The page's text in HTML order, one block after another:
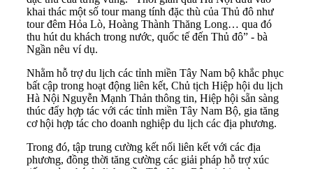
khai thác một số tour mang tính đặc thù của Thủ đô như
tour đêm Hỏa Lò, Hoàng Thành Thăng Long… qua đó
thu hút du khách trong nước, quốc tế đến Thủ đô” - bà
Ngần nêu ví dụ.
Nhằm hỗ trợ du lịch các tỉnh miền Tây Nam bộ khắc phục
bất cập trong hoạt động liên kết, Chủ tịch Hiệp hội du lịch
Hà Nội Nguyễn Mạnh Thản thông tin, Hiệp hội sẵn sàng
thúc đẩy hợp tác với các tỉnh miền Tây Nam Bộ, gia tăng
cơ hội hợp tác cho doanh nghiệp du lịch các địa phương.
Trong đó, tập trung cường kết nối liên kết với các địa
phương, đồng thời tăng cường các giải pháp hỗ trợ xúc